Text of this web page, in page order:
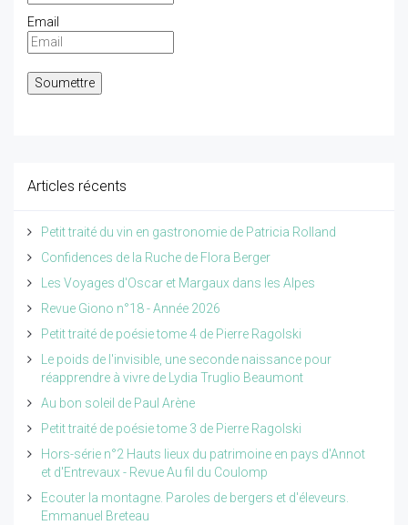
Email
Articles récents
Petit traité du vin en gastronomie de Patricia Rolland
Confidences de la Ruche de Flora Berger
Les Voyages d'Oscar et Margaux dans les Alpes
Revue Giono n°18 - Année 2026
Petit traité de poésie tome 4 de Pierre Ragolski
Le poids de l'invisible, une seconde naissance pour
réapprendre à vivre de Lydia Truglio Beaumont
Au bon soleil de Paul Arène
Petit traité de poésie tome 3 de Pierre Ragolski
Hors-série n°2 Hauts lieux du patrimoine en pays d'Annot
et d'Entrevaux - Revue Au fil du Coulomp
Ecouter la montagne. Paroles de bergers et d'éleveurs.
Emmanuel Breteau